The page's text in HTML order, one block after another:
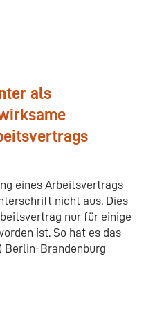
als
eines Arbeitsvertrags
nicht aus. Dies
nur für einige
ist. So hat es das
Berlin-Brandenburg